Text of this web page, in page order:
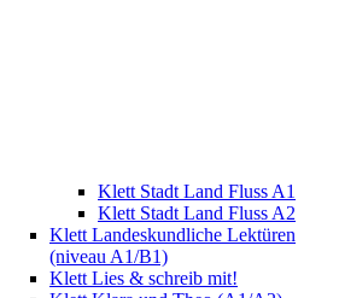
Klett Stadt Land Fluss A1
Klett Stadt Land Fluss A2
Klett Landeskundliche Lektüren
(niveau A1/B1)
Klett Lies & schreib mit!